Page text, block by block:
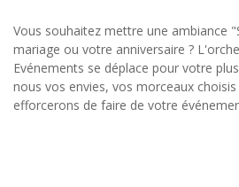
Vous souhaitez mettre une ambiance
mariage ou votre anniversaire ?
Evénements se déplace pour votre
nous vos envies, vos morceaux
efforcerons de faire de votre